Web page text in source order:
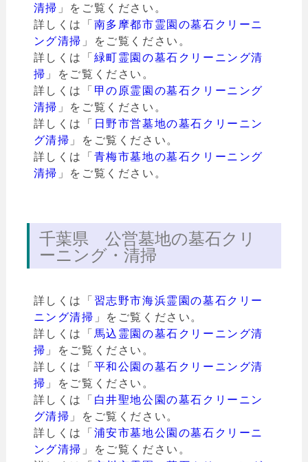
清掃 」をご覧ください。
詳しくは「 南多摩都市霊園の墓石クリーニ
ング清掃 」をご覧ください。
詳しくは「 緑町霊園の墓石クリーニング清
掃 」をご覧ください。
詳しくは「 甲の原霊園の墓石クリーニング
清掃 」をご覧ください。
詳しくは「
日野市営墓地の墓石クリーニン
グ清掃 」をご覧ください。
詳しくは「 青梅市墓地の墓石クリーニング
清掃 」をご覧ください。
千葉県 公営墓地の墓石クリ
ーニング・清掃
詳しくは「 習志野市海浜霊園の墓石クリー
ニング清掃 」をご覧ください。
詳しくは「 馬込霊園の墓石クリーニング清
掃 」をご覧ください。
詳しくは「 平和公園の墓石クリーニング清
掃 」をご覧ください。
詳しくは「 白井聖地公園の墓石クリーニン
グ清掃 」をご覧ください。
詳しくは「 浦安市墓地公園の墓石クリーニ
ング清掃 」をご覧ください。